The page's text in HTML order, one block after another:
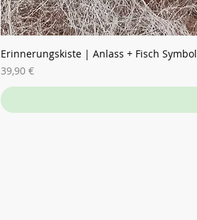
Erinnerungskiste | Anlass + Fisch Symbol
Preis
39,90 €